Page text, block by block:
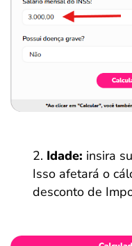
Idade: insira
Isso afetará o
desconto de